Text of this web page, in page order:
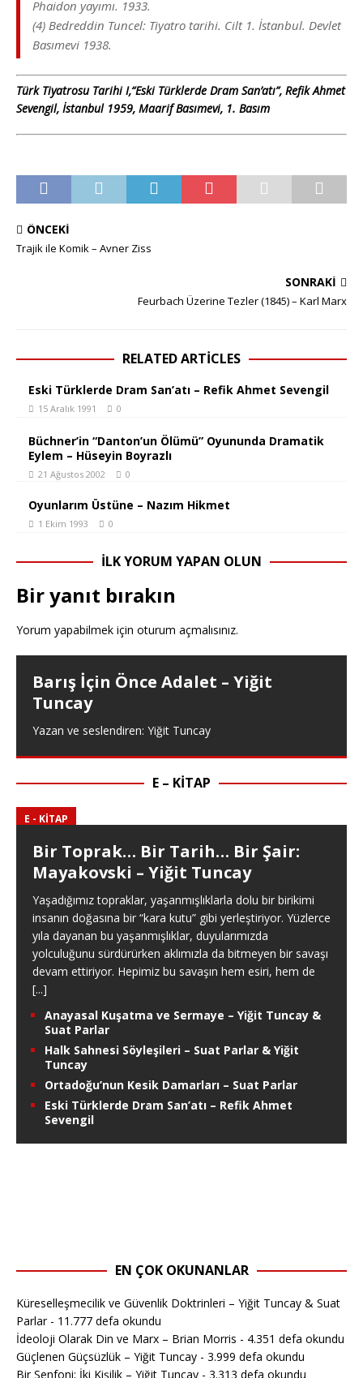
Phaidon yayımı. 1933.
(4) Bedreddin Tuncel: Tiyatro tarihi. Cilt 1. İstanbul. Devlet
Basımevi 1938.
Türk Tiyatrosu Tarihi I,“Eski Türklerde Dram San’atı”, Refik Ahmet
Sevengil, İstanbul 1959, Maarif Basımevi, 1. Basım
ÖNCEKI
Trajik ile Komik – Avner Ziss
SONRAKI
Feurbach Üzerine Tezler (1845) – Karl Marx
RELATED ARTICLES
Eski Türklerde Dram San’atı – Refik Ahmet Sevengil
15 Aralık 1991 0
Büchner’in “Danton’un Ölümü” Oyununda Dramatik
Eylem – Hüseyin Boyrazlı
21 Ağustos 2002 0
Oyunlarım Üstüne – Nazım Hikmet
1 Ekim 1993 0
İLK YORUM YAPAN OLUN
Bir yanıt bırakın
Yorum yapabilmek için oturum açmalısınız.
Barış İçin Önce Adalet – Yiğit
Tuncay
Yazan ve seslendiren: Yiğit Tuncay
E – KITAP
E - KITAP
Bir Toprak… Bir Tarih… Bir Şair:
Mayakovski – Yiğit Tuncay
Yaşadığımız topraklar, yaşanmışlıklarla dolu bir birikimi
insanın doğasına bir “kara kutu” gibi yerleştiriyor. Yüzlerce
yıla dayanan bu yaşanmışlıklar, duyularımızda
yolculuğunu sürdürürken aklımızla da bitmeyen bir savaşı
devam ettiriyor. Hepimiz bu savaşın hem esiri, hem de
[...]
Anayasal Kuşatma ve Sermaye – Yiğit Tuncay &
Suat Parlar
Halk Sahnesi Söyleşileri – Suat Parlar & Yiğit
Tuncay
Ortadoğu’nun Kesik Damarları – Suat Parlar
Eski Türklerde Dram San’atı – Refik Ahmet
Sevengil
EN ÇOK OKUNANLAR
Küreselleşmecilik ve Güvenlik Doktrinleri – Yiğit Tuncay & Suat
Parlar- 11.777 defa okundu
İdeoloji Olarak Din ve Marx – Brian Morris - 4.351 defa okundu
Güçlenen Güçsüzlük – Yiğit Tuncay - 3.999 defa okundu
Bir Senfoni; İki Kişilik – Yiğit Tuncay - 3.313 defa okundu